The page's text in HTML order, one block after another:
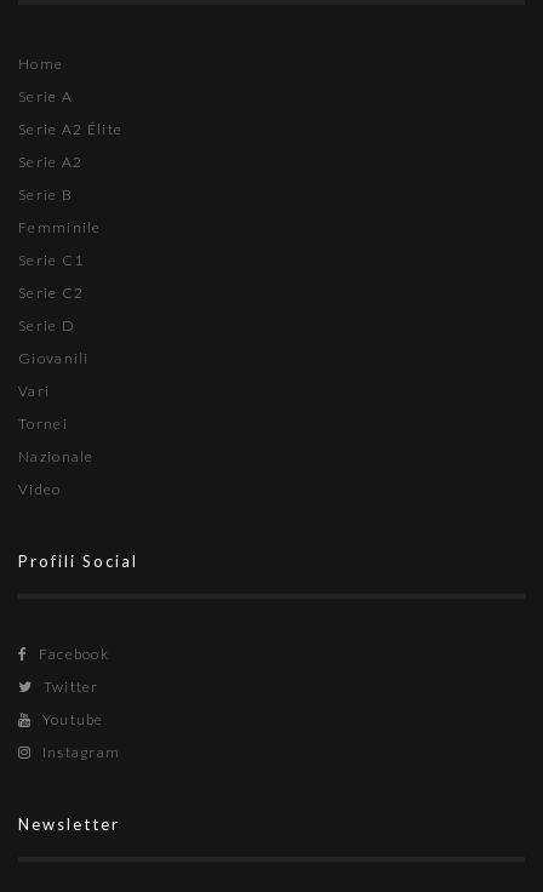
Home
Serie A
Serie A2 Élite
Serie A2
Serie B
Femminile
Serie C1
Serie C2
Serie D
Giovanili
Vari
Tornei
Nazionale
Video
Profili Social
Facebook
Twitter
Youtube
Instagram
Newsletter